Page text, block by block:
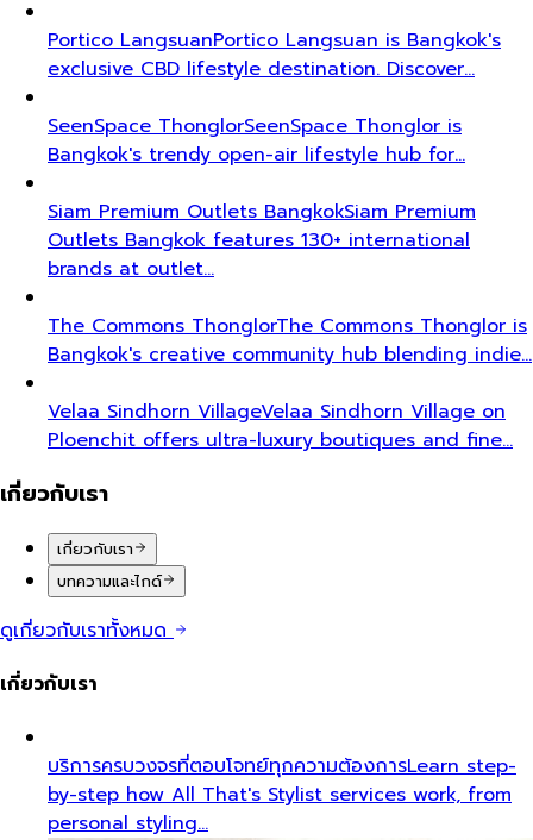
Portico LangsuanPortico Langsuan is Bangkok's
exclusive CBD lifestyle destination. Discover…
SeenSpace ThonglorSeenSpace Thonglor is
Bangkok's trendy open-air lifestyle hub for…
Siam Premium Outlets BangkokSiam Premium
Outlets Bangkok features 130+ international
brands at outlet…
The Commons ThonglorThe Commons Thonglor is
Bangkok's creative community hub blending indie…
Velaa Sindhorn VillageVelaa Sindhorn Village on
Ploenchit offers ultra-luxury boutiques and fine…
เกี่ยวกับเรา
เกี่ยวกับเรา
บทความและไกด์
ดูเกี่ยวกับเราทั้งหมด
เกี่ยวกับเรา
บริการครบวงจรที่ตอบโจทย์ทุกความต้องการLearn step-
by-step how All That's Stylist services work, from
personal styling…